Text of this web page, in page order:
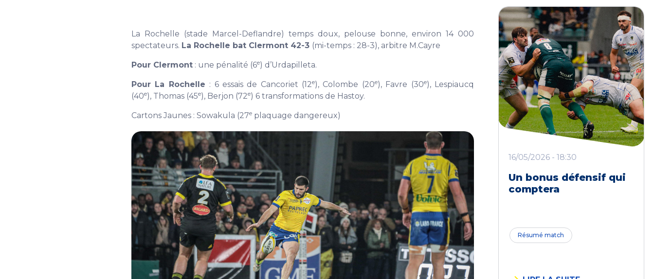
La Rochelle (stade Marcel-Deflandre) temps doux, pelouse bonne, environ 14 000
spectateurs. La Rochelle bat Clermont 42-3 (mi-temps : 28-3), arbitre M.Cayre
Pour Clermont : une pénalité (6e) d’Urdapilleta.
Pour La Rochelle : 6 essais de Cancoriet (12e), Colombe (20e), Favre (30e), Lespiaucq
(40e), Thomas (45e), Berjon (72e) 6 transformations de Hastoy.
Cartons Jaunes : Sowakula (27e plaquage dangereux)
16/05/2026 - 18:30
Un bonus défensif qui
comptera
Résumé match